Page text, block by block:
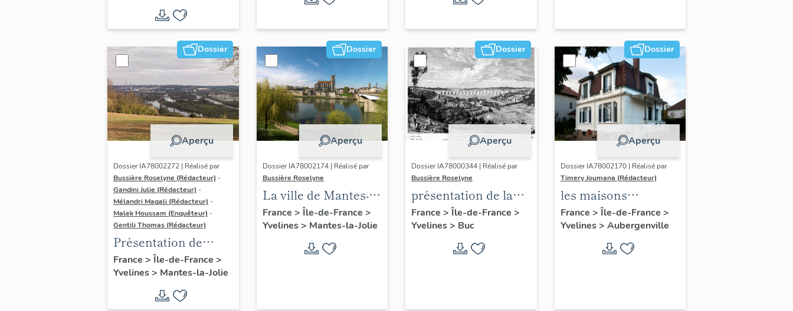
Dossier
Aperçu
Dossier IA78002272 | Réalisé par
Bussière Roselyne (Rédacteur) -
Gandini Julie (Rédacteur) -
Mélandri Magali (Rédacteur) -
Malek Houssam (Enquêteur) -
Gentili Thomas (Rédacteur)
Présentation de
l'étude
France > Île-de-France >
Yvelines> Mantes-la-Jolie
Dossier
Aperçu
Dossier IA78002174 | Réalisé par
Bussière Roselyne
La ville de Mantes-la-
Jolie
France > Île-de-France >
Yvelines> Mantes-la-Jolie
Dossier
Aperçu
Dossier IA78000344 | Réalisé par
Bussière Roselyne
présentation de la
commune de Buc
France > Île-de-France >
Yvelines> Buc
Dossier
Aperçu
Dossier IA78002170 | Réalisé par
Timery Joumana (Rédacteur)
les maisons
d'Elisabethville
France > Île-de-France >
Yvelines> Aubergenville